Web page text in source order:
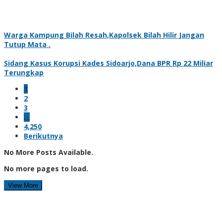
Warga Kampung Bilah Resah,Kapolsek Bilah Hilir Jangan
Tutup Mata .
Sidang Kasus Korupsi Kades Sidoarjo,Dana BPR Rp 22 Miliar
Terungkap
1
2
3
…
4,250
Berikutnya
No More Posts Available.
No more pages to load.
View More